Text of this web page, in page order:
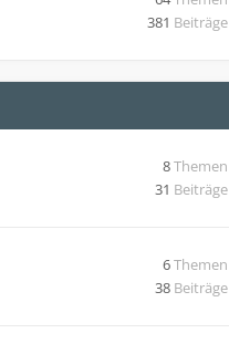
381 Beiträge
8Themen
31 Beiträge
6Themen
38 Beiträge